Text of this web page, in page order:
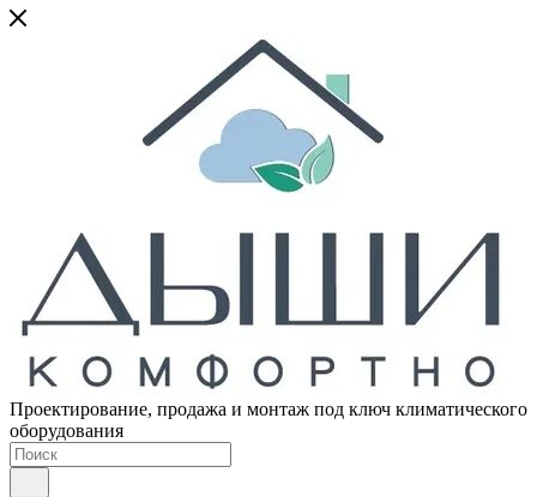
Проектирование, продажа и монтаж под ключ климатического
оборудования